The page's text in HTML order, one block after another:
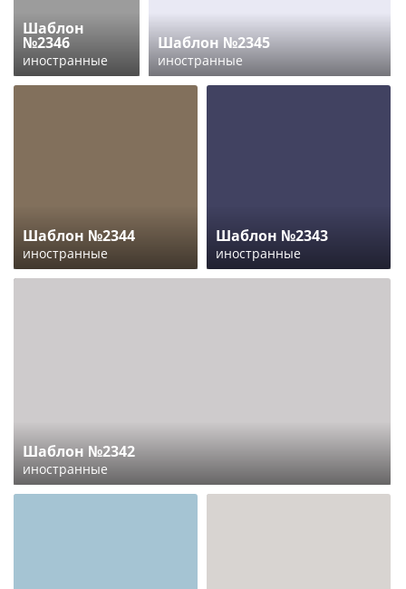
Шаблон
№2346
иностранные
Шаблон №2345
иностранные
Шаблон №2344
иностранные
Шаблон №2343
иностранные
Шаблон №2342
иностранные